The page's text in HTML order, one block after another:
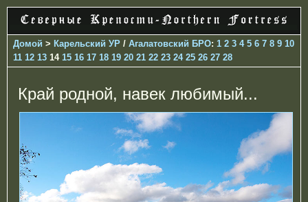
Домой > Карельский УР / Агалатовский БРО: 1 2 3 4 5 6 7 8 9 10
11 12 13 14 15 16 17 18 19 20 21 22 23 24 25 26 27 28
Край родной, навек любимый...